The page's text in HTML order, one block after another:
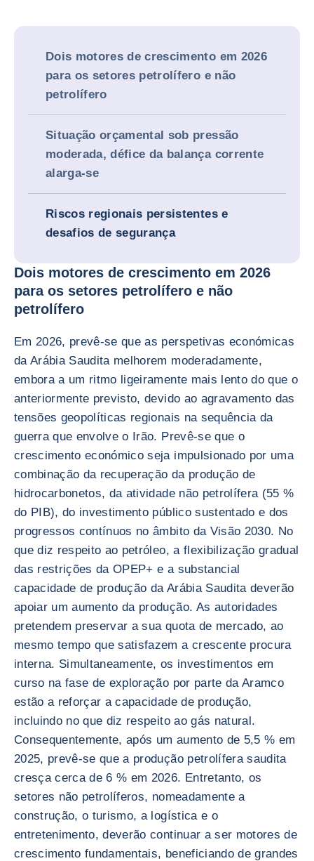
Dois motores de crescimento em 2026
para os setores petrolífero e não
petrolífero
Situação orçamental sob pressão
moderada, défice da balança corrente
alarga-se
Riscos regionais persistentes e
desafios de segurança
Dois motores de crescimento em 2026
para os setores petrolífero e não
petrolífero
Em 2026, prevê-se que as perspetivas económicas
da Arábia Saudita melhorem moderadamente,
embora a um ritmo ligeiramente mais lento do que o
anteriormente previsto, devido ao agravamento das
tensões geopolíticas regionais na sequência da
guerra que envolve o Irão. Prevê-se que o
crescimento económico seja impulsionado por uma
combinação da recuperação da produção de
hidrocarbonetos, da atividade não petrolífera (55 %
do PIB), do investimento público sustentado e dos
progressos contínuos no âmbito da Visão 2030. No
que diz respeito ao petróleo, a flexibilização gradual
das restrições da OPEP+ e a substancial
capacidade de produção da Arábia Saudita deverão
apoiar um aumento da produção. As autoridades
pretendem preservar a sua quota de mercado, ao
mesmo tempo que satisfazem a crescente procura
interna. Simultaneamente, os investimentos em
curso na fase de exploração por parte da Aramco
estão a reforçar a capacidade de produção,
incluindo no que diz respeito ao gás natural.
Consequentemente, após um aumento de 5,5 % em
2025, prevê-se que a produção petrolífera saudita
cresça cerca de 6 % em 2026. Entretanto, os
setores não petrolíferos, nomeadamente a
construção, o turismo, a logística e o
entretenimento, deverão continuar a ser motores de
crescimento fundamentais, beneficiando de grandes